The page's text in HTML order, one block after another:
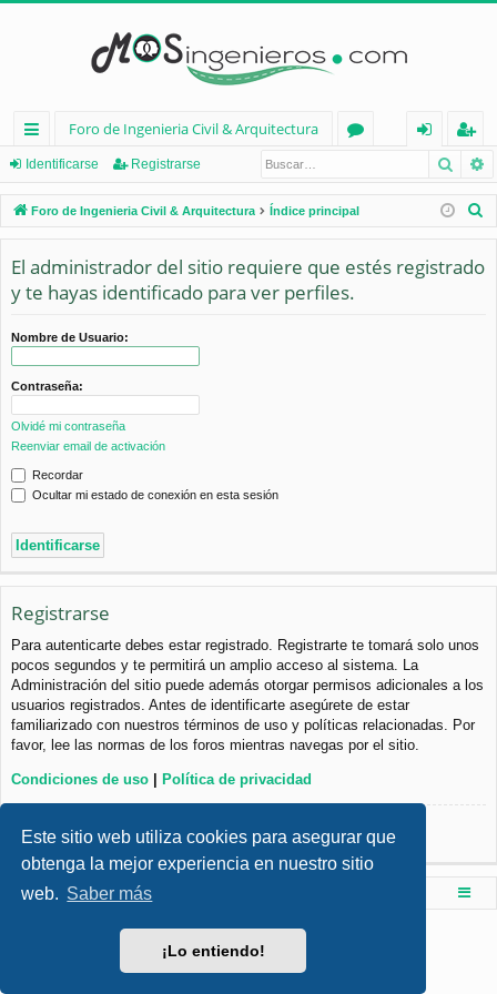
Este sitio web utiliza cookies para asegurar que
obtenga la mejor experiencia en nuestro sitio
web. Saber más
¡Lo entiendo!
nl
ac
es
rá
pi
d
os
Foro de Ingenieria Civil & Arquitectura
os
nt
ifi
ca
eg
ist
ra
rs
Identificarse Registrarse
Foro de Ingenieria Civil & Arquitectura Índice principal
El administrador del sitio requiere que estés registrado
y te hayas identificado para ver perfiles.
Nombre de Usuario:
Contraseña:
Olvidé mi contraseña
Reenviar email de activación
Recordar
Ocultar mi estado de conexión en esta sesión
Registrarse
Para autenticarte debes estar registrado. Registrarte te tomará solo unos
pocos segundos y te permitirá un amplio acceso al sistema. La
Administración del sitio puede además otorgar permisos adicionales a los
usuarios registrados. Antes de identificarte asegúrete de estar
familiarizado con nuestros términos de uso y políticas relacionadas. Por
favor, lee las normas de los foros mientras navegas por el sitio.
Condiciones de uso | Política de privacidad
Registrarse
Foro de Ingenieria Civil & Arquitectura
Desarrollado porphpBB® Forum Software © phpBB Limited
Style porArty- phpBB 3.3 por MrGaby
phpBB España